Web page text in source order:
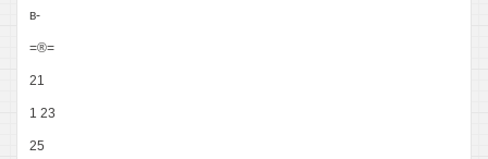
в-
=®=
21
1 23
25